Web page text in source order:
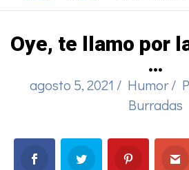
Oye, te llamo por
…
agosto 5, 2021 / Humor/
Burradas